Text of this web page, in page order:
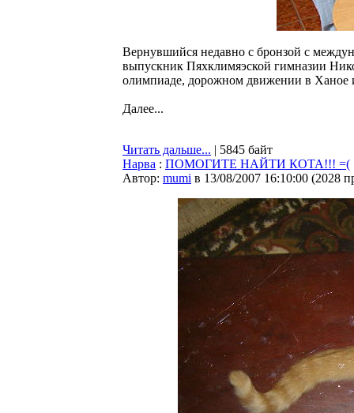
Вернувшийся недавно с бронзой с
выпускник Пяхклимяэской гимназии
олимпиаде, дорожном движении в Ханое
Далее...
Читать дальше... | 5845 байт
Нарва : ПОМОГИТЕ НАЙТИ КОТА!!! =(
Автор: mumi в 13/08/2007 16:10:00 (2028